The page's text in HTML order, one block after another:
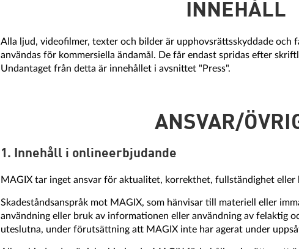
INNEHÅLL
Alla ljud, videofilmer, texter och bilder är upphovsrättsskyddade och
användas för kommersiella ändamål. De får endast spridas efter
Undantaget från detta är innehållet i avsnittet "Press".
ANSVAR/
1. Innehåll i onlineerbjudande
MAGIX tar inget ansvar för aktualitet, korrekthet, fullständighet
Skadeståndsanspråk mot MAGIX, som hänvisar till materiell eller
användning eller bruk av informationen eller användning av felaktig
uteslutna, under förutsättning att MAGIX inte har agerat under